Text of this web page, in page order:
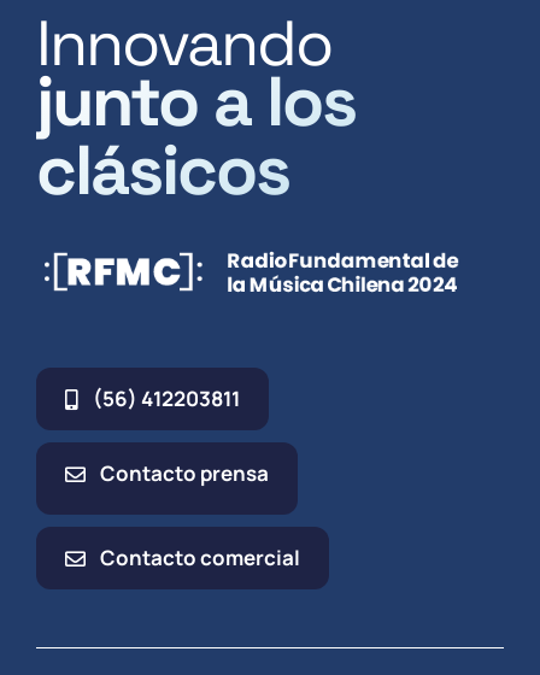
Innovando
junto a los
clásicos
(56) 412203811
Contacto prensa
Contacto comercial